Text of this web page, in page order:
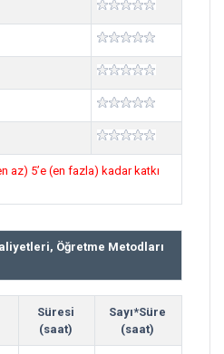
az) 5’e (en fazla) kadar katkı
Öğretme Metodları
Süresi
(saat)
Sayı*Süre
(saat)